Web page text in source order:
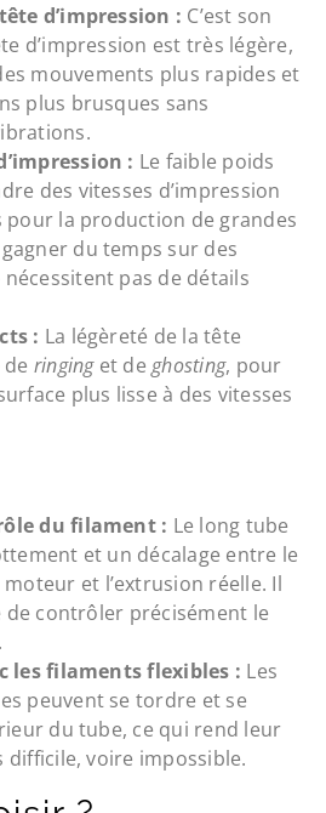
d’impression : C’est son
d’impression est très légère,
mouvements plus rapides et
plus brusques sans
: Le faible poids
des vitesses d’impression
pour la production de grandes
du temps sur des
pas de détails
: La légèreté de la tête
ringinget deghosting, pour
plus lisse à des vitesses
du filament : Le long tube
et un décalage entre le
et l’extrusion réelle. Il
de contrôler précisément le
les filaments flexibles : Les
peuvent se tordre et se
du tube, ce qui rend leur
difficile, voire impossible.